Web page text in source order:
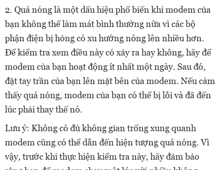
2. Quá nóng là một dấu hiệu phổ biến khi modem của
bạn không thể làm mát bình thường nữa vì các bộ
phận điện bị hỏng có xu hướng nóng lên nhiều hơn.
Để kiểm tra xem điều này có xảy ra hay không, hãy để
modem của bạn hoạt động ít nhất một ngày. Sau đó,
đặt tay trần của bạn lên mặt bên của modem. Nếu cảm
thấy quá nóng, modem của bạn có thể bị lỗi và đã đến
lúc phải thay thế nó.
Lưu ý: Không có đủ không gian trống xung quanh
modem cũng có thể dẫn đến hiện tượng quá nóng. Vì
vậy, trước khi thực hiện kiểm tra này, hãy đảm bảo